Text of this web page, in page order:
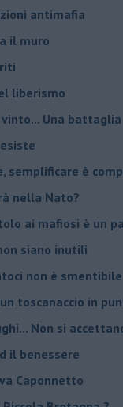
antimafia
il muro
liberismo
Una
semplificare è
nella Nato?
ai mafiosi è un
siano inutili
non è smentibile
toscanaccio in
Non si
il benessere
Caponnetto